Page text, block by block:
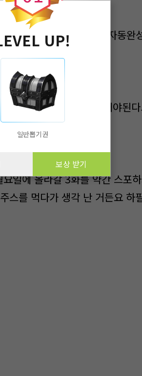
데 갑자기 아이폰처럼 자동완
은?
렀는데 3000자를 입력해야된
일에 올라갈 3화를 약간 스포
스를 먹다가 생각 난 거든요 하
UP!
일반뽑기권
보상 받기